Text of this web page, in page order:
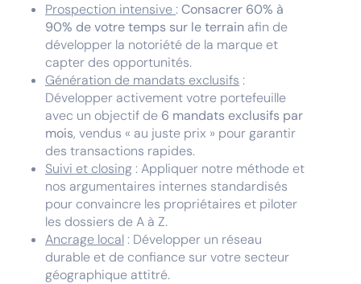
Prospection intensive:Consacrer 60% à
90% de votre temps sur le terrain afin de
développer la notoriété de la marque et
capter des opportunités.
Génération de mandats exclusifs :
Développer activement votre portefeuille
avec un objectif de 6 mandats exclusifs par
mois, vendus « au juste prix » pour garantir
des transactions rapides.
Suivi et closing: Appliquer notre méthode et
nos argumentaires internes standardisés
pour convaincre les propriétaires et piloter
les dossiers de A à Z.
Ancrage local: Développer un réseau
durable et de confiance sur votre secteur
géographique attitré.